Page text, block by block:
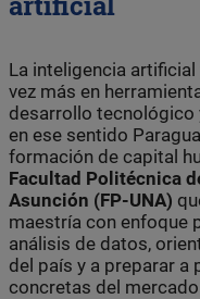
La inteligencia
vez más en
desarrollo tecnológico
en ese sentido
formación de capital
Facultad Politécnica
Asunción (FP-UNA)
maestría con enfoque
análisis de datos,
del país y a preparar a
concretas del